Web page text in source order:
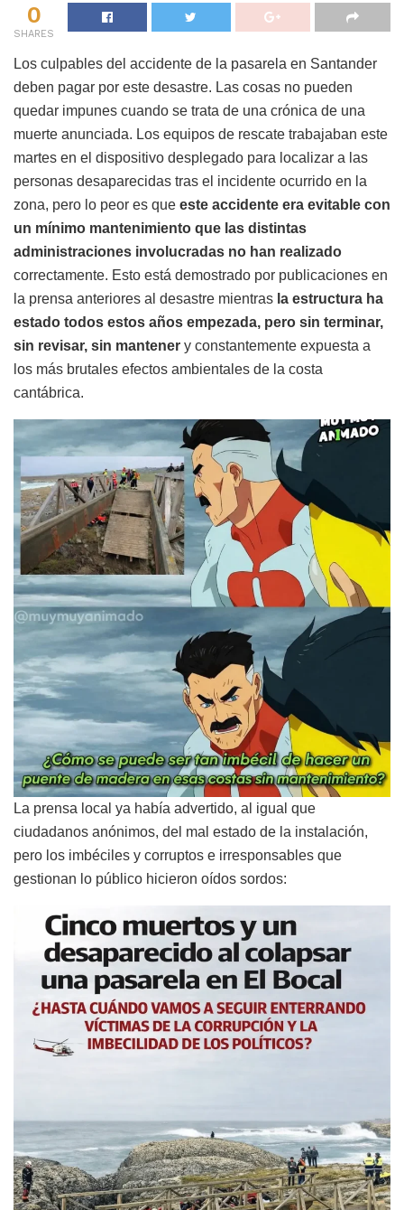
0
SHARES
Los culpables del accidente de la pasarela en Santander
deben pagar por este desastre. Las cosas no pueden
quedar impunes cuando se trata de una crónica de una
muerte anunciada. Los equipos de rescate trabajaban este
martes en el dispositivo desplegado para localizar a las
personas desaparecidas tras el incidente ocurrido en la
zona, pero lo peor es que este accidente era evitable con
un mínimo mantenimiento que las distintas
administraciones involucradas no han realizado
correctamente. Esto está demostrado por publicaciones en
la prensa anteriores al desastre mientras la estructura ha
estado todos estos años empezada, pero sin terminar,
sin revisar, sin mantener y constantemente expuesta a
los más brutales efectos ambientales de la costa
cantábrica.
La prensa local ya había advertido, al igual que
ciudadanos anónimos, del mal estado de la instalación,
pero los imbéciles y corruptos e irresponsables que
gestionan lo público hicieron oídos sordos: